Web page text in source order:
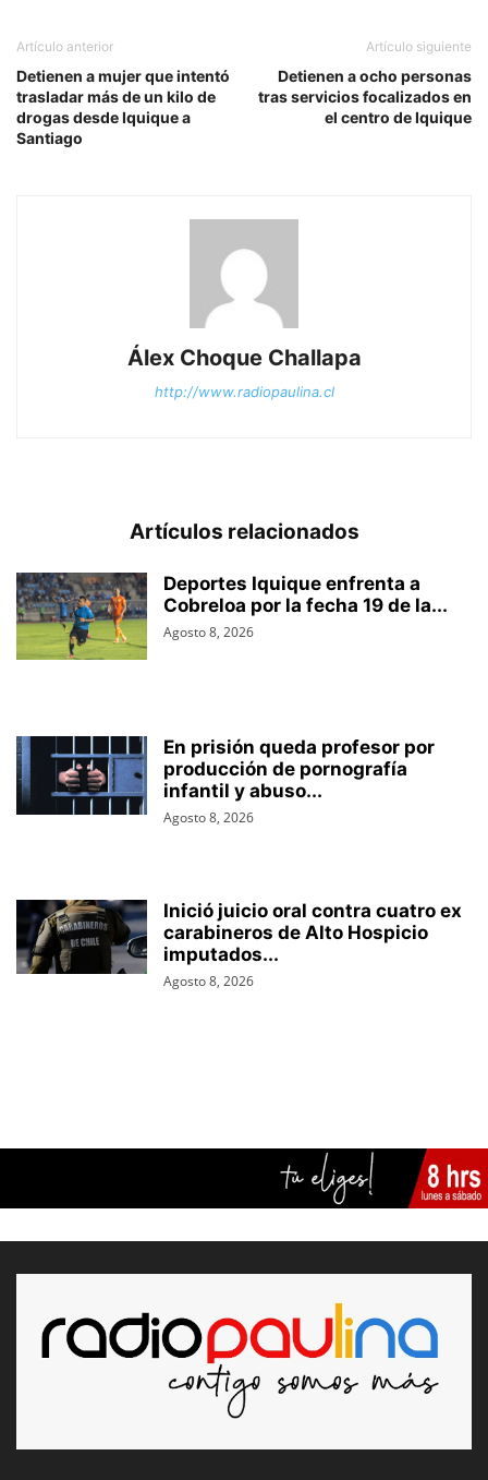
Artículo anterior
Detienen a mujer que intentó
trasladar más de un kilo de
drogas desde Iquique a
Santiago
Artículo siguiente
Detienen a ocho personas
tras servicios focalizados en
el centro de Iquique
Álex Choque Challapa
http://www.radiopaulina.cl
Artículos relacionados
Deportes Iquique enfrenta a
Cobreloa por la fecha 19 de la...
Agosto 8, 2026
En prisión queda profesor por
producción de pornografía
infantil y abuso...
Agosto 8, 2026
Inició juicio oral contra cuatro ex
carabineros de Alto Hospicio
imputados...
Agosto 8, 2026